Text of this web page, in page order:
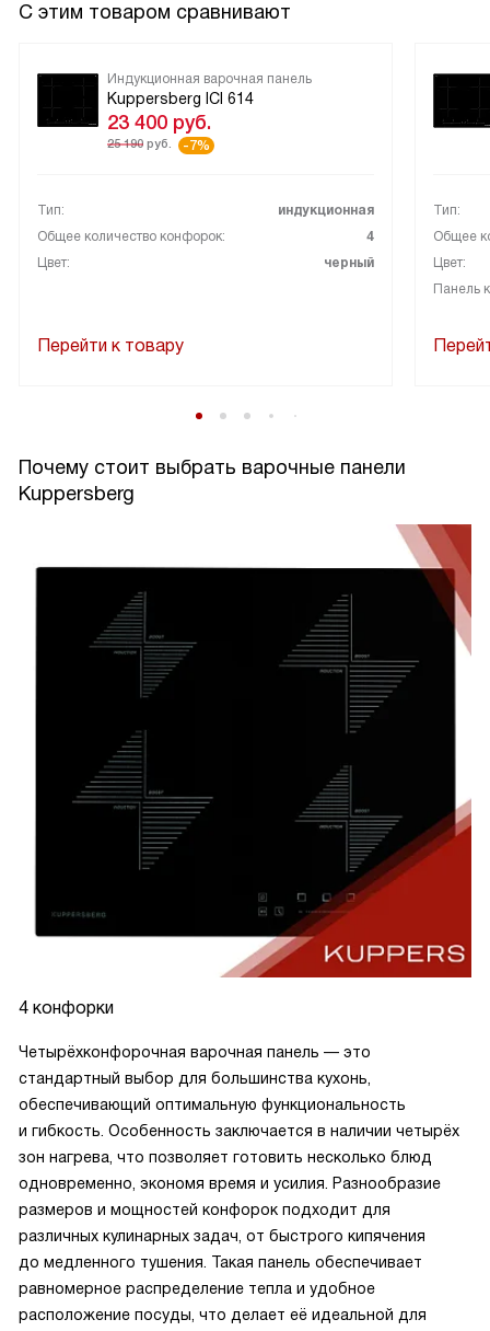
С этим товаром сравнивают
Индукционная варочная панель
Kuppersberg ICI 614
23 400 руб.
25 190 руб. -7%
Тип:
индукционная
Общее количество конфорок:
4
Цвет:
черный
Перейти к товару
Тип:
Общее
Цвет:
Панель
Почему стоит выбрать варочные панели
Kuppersberg
4 конфорки
Четырёхконфорочная варочная панель — это
стандартный выбор для большинства кухонь,
обеспечивающий оптимальную функциональность
и гибкость. Особенность заключается в наличии четырёх
зон нагрева, что позволяет готовить несколько блюд
одновременно, экономя время и усилия. Разнообразие
размеров и мощностей конфорок подходит для
различных кулинарных задач, от быстрого кипячения
до медленного тушения. Такая панель обеспечивает
равномерное распределение тепла и удобное
расположение посуды, что делает её идеальной для